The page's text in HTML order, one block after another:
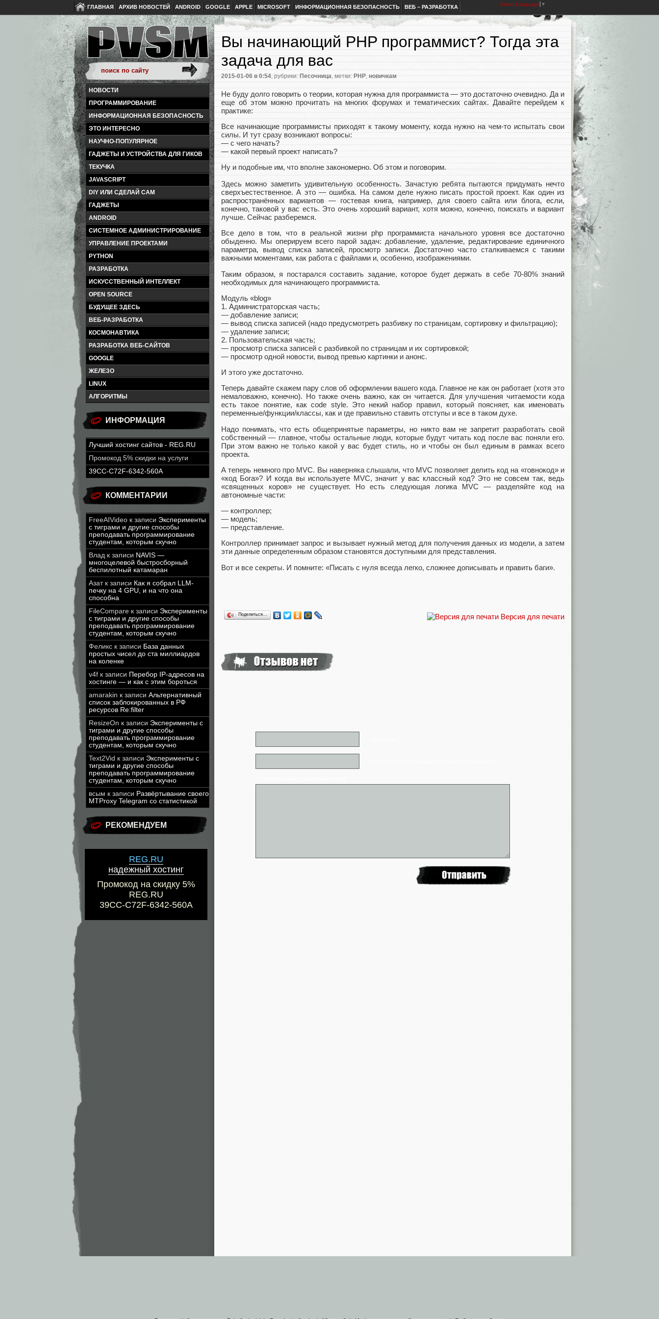
ГЛАВНАЯ АРХИВ НОВОСТЕЙ ANDROID GOOGLE APPLE MICROSOFT ИНФОРМАЦИОННАЯ БЕЗОПАСНОСТЬ ВЕБ – РАЗРАБОТКА Select Language ▼
НОВОСТИ
ПРОГРАММИРОВАНИЕ
ИНФОРМАЦИОННАЯ БЕЗОПАСНОСТЬ
ЭТО ИНТЕРЕСНО
НАУЧНО-ПОПУЛЯРНОЕ
ГАДЖЕТЫ И УСТРОЙСТВА ДЛЯ ГИКОВ
ТЕКУЧКА
JAVASCRIPT
DIY ИЛИ СДЕЛАЙ САМ
ГАДЖЕТЫ
ANDROID
СИСТЕМНОЕ АДМИНИСТРИРОВАНИЕ
УПРАВЛЕНИЕ ПРОЕКТАМИ
PYTHON
РАЗРАБОТКА
ИСКУССТВЕННЫЙ ИНТЕЛЛЕКТ
OPEN SOURCE
БУДУЩЕЕ ЗДЕСЬ
ВЕБ-РАЗРАБОТКА
КОСМОНАВТИКА
РАЗРАБОТКА ВЕБ-САЙТОВ
GOOGLE
ЖЕЛЕЗО
LINUX
АЛГОРИТМЫ
ИНФОРМАЦИЯ
Лучший хостинг сайтов - REG.RU
Промокод 5% скидки на услуги
39CC-C72F-6342-560A
КОММЕНТАРИИ
FreeAIVideo к записи Эксперименты
с тиграми и другие способы
преподавать программирование
студентам, которым скучно
Влад к записи NAVIS —
многоцелевой быстросборный
беспилотный катамаран
Азатк записи Как я собрал LLM-
печку на 4 GPU, и на что она
способна
FileCompare к записи Эксперименты
с тиграми и другие способы
преподавать программирование
студентам, которым скучно
Феликс к записи База данных
простых чисел до ста миллиардов
на коленке
v4f к записи Перебор IP-адресов на
хостинге — и как с этим бороться
amarakin к записи Альтернативный
список заблокированных в РФ
ресурсов Re:filter
ResizeOn к записи Эксперименты с
тиграми и другие способы
преподавать программирование
студентам, которым скучно
Text2Vid к записи Эксперименты с
тиграми и другие способы
преподавать программирование
студентам, которым скучно
всым к записи Развёртывание своего
MTProxy Telegram со статистикой
РЕКОМЕНДУЕМ
REG.RU
надежный хостинг
Промокод на скидку 5%
REG.RU
39CC-C72F-6342-560A
Вы начинающий PHP программист? Тогда эта
задача для вас
2015-01-06 в 0:54, рубрики: Песочница, метки: PHP, новичкам
Не буду долго говорить о теории, которая нужна для программиста — это достаточно очевидно. Да и
еще об этом можно прочитать на многих форумах и тематических сайтах. Давайте перейдем к
практике:
Все начинающие программисты приходят к такому моменту, когда нужно на чем-то испытать свои
силы. И тут сразу возникают вопросы:
— с чего начать?
— какой первый проект написать?
Ну и подобные им, что вполне закономерно. Об этом и поговорим.
Здесь можно заметить удивительную особенность. Зачастую ребята пытаются придумать нечто
сверхъестественное. А это — ошибка. На самом деле нужно писать простой проект. Как один из
распространённых вариантов — гостевая книга, например, для своего сайта или блога, если,
конечно, таковой у вас есть. Это очень хороший вариант, хотя можно, конечно, поискать и вариант
лучше. Сейчас разберемся.
Все дело в том, что в реальной жизни php программиста начального уровня все достаточно
обыденно. Мы оперируем всего парой задач: добавление, удаление, редактирование единичного
параметра, вывод списка записей, просмотр записи. Достаточно часто сталкиваемся с такими
важными моментами, как работа с файлами и, особенно, изображениями.
Таким образом, я постарался составить задание, которое будет держать в себе 70-80% знаний
необходимых для начинающего программиста.
Mодуль «blog»
1. Администраторская часть;
— добавление записи;
— вывод списка записей (надо предусмотреть разбивку по страницам, сортировку и фильтрацию);
— удаление записи;
2. Пользовательская часть;
— просмотр списка записей с разбивкой по страницам и их сортировкой;
— просмотр одной новости, вывод превью картинки и анонс.
И этого уже достаточно.
Теперь давайте скажем пару слов об оформлении вашего кода. Главное не как он работает (хотя это
немаловажно, конечно). Но также очень важно, как он читается. Для улучшения читаемости кода
есть такое понятие, как code style. Это некий набор правил, который поясняет, как именовать
переменные/функции/классы, как и где правильно ставить отступы и все в таком духе.
Надо понимать, что есть общепринятые параметры, но никто вам не запретит разработать свой
собственный — главное, чтобы остальные люди, которые будут читать код после вас поняли его.
При этом важно не только какой у вас будет стиль, но и чтобы он был единым в рамках всего
проекта.
А теперь немного про MVC. Вы наверняка слышали, что MVC позволяет делить код на «говнокод» и
«код Бога»? И когда вы используете MVC, значит у вас классный код? Это не совсем так, ведь
«священных коров» не существует. Но есть следующая логика MVC — разделяйте код на
автономные части:
— контроллер;
— модель;
— представление.
Контроллер принимает запрос и вызывает нужный метод для получения данных из модели, а затем
эти данные определенным образом становятся доступными для представления.
Вот и все секреты. И помните: «Писать с нуля всегда легко, сложнее дописывать и править баги».
Версия для печати
Поделиться…